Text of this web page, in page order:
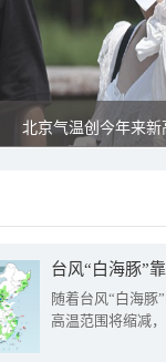
北京气温创今年来
台风“白海豚”
随着台风“白海豚
高温范围将缩减